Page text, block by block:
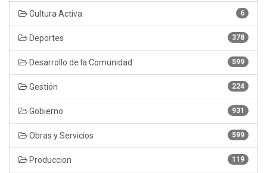
6
Cultura Activa
378
Deportes
599
Desarrollo de la Comunidad
224
Gestión
931
Gobierno
599
Obras y Servicios
119
Produccion